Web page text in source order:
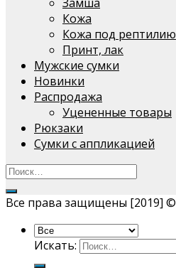
Кожа
Кожа под рептилию
Принт, лак
Мужские сумки
Новинки
Распродажа
Уцененные товары
Рюкзаки
Сумки с аппликацией
Все права защищены [2019] ©
Искать: